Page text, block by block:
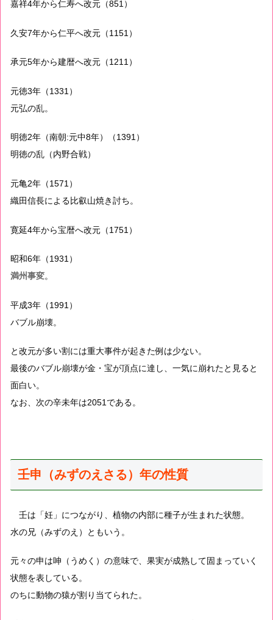
嘉祥4年から仁寿へ改元（851）
久安7年から仁平へ改元（1151）
承元5年から建暦へ改元（1211）
元徳3年（1331）
元弘の乱。
明徳2年（南朝:元中8年）（1391）
明徳の乱（内野合戦）
元亀2年（1571）
織田信長による比叡山焼き討ち。
寛延4年から宝暦へ改元（1751）
昭和6年（1931）
満州事変。
平成3年（1991）
バブル崩壊。
と改元が多い割には重大事件が起きた例は少ない。
最後のバブル崩壊が金・宝が頂点に達し、一気に崩れたと見ると
面白い。
なお、次の辛未年は2051である。
壬申（みずのえさる）年の性質
壬は「妊」につながり、植物の内部に種子が生まれた状態。
水の兄（みずのえ）ともいう。
元々の申は呻（うめく）の意味で、果実が成熟して固まっていく
状態を表している。
のちに動物の猿が割り当てられた。